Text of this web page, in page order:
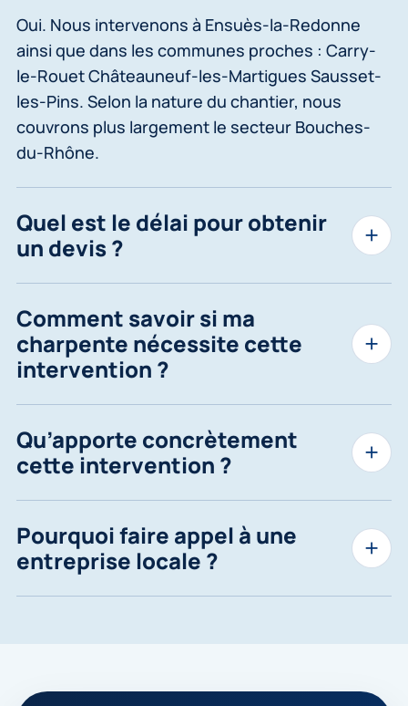
Oui. Nous intervenons à Ensuès-la-Redonne
ainsi que dans les communes proches : Carry-
le-Rouet Châteauneuf-les-Martigues Sausset-
les-Pins. Selon la nature du chantier, nous
couvrons plus largement le secteur Bouches-
du-Rhône.
Quel est le délai pour obtenir
un devis ?
Comment savoir si ma
charpente nécessite cette
intervention ?
Qu’apporte concrètement
cette intervention ?
Pourquoi faire appel à une
entreprise locale ?